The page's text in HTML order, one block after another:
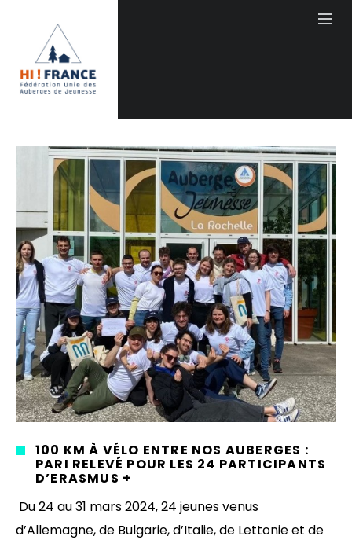
100 KM À VÉLO ENTRE NOS AUBERGES :
PARI RELEVÉ POUR LES 24 PARTICIPANTS
D’ERASMUS +
Du 24 au 31 mars 2024, 24 jeunes venus
d’Allemagne, de Bulgarie, d’Italie, de Lettonie et de